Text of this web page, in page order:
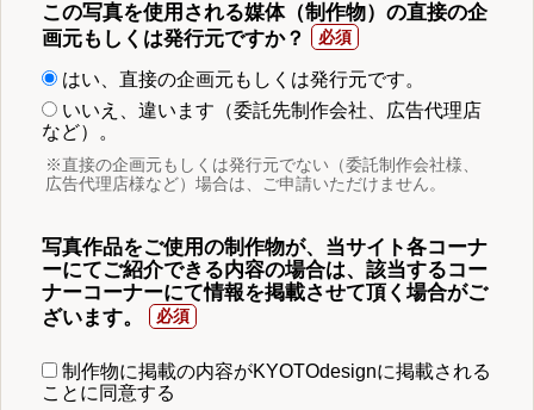
この写真を使用される媒体（制作物）の直接の企
画元もしくは発行元ですか？
はい、直接の企画元もしくは発行元です。
いいえ、違います（委託先制作会社、広告代理店
など）。
※直接の企画元もしくは発行元でない（委託制作会社様、
広告代理店様など）場合は、ご申請いただけません。
写真作品をご使用の制作物が、当サイト各コーナ
ーにてご紹介できる内容の場合は、該当するコー
ナーコーナーにて情報を掲載させて頂く場合がご
ざいます。
制作物に掲載の内容がKYOTOdesignに掲載される
ことに同意する